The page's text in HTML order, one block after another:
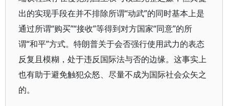
出的实现手段在并不排除所谓“动武”的同时基本上是
通过所谓“购买”“接收”等得到对方国家“同意”的所
谓“和平”方式。特朗普关于会否强行使用武力的表态
反复且模糊，处于违反国际法与否的边缘。这事实上
也有助于避免触犯众怒、尽量不成为国际社会众矢之
的。